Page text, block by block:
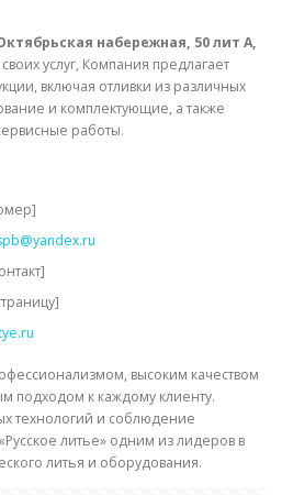
набережная, 50 лит А,
услуг, Компания предлагает
включая отливки из различных
и комплектующие, а также
работы.
высоким качеством
подходом к каждому клиенту.
технологий и соблюдение
литье» одним из лидеров в
литья и оборудования.